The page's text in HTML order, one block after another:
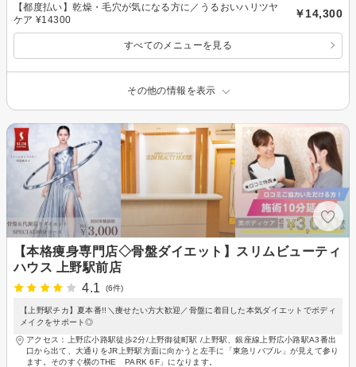
【都度払い】乾燥・毛穴が気になる方に／うるおいハリツヤ
ケア ¥14300
￥14,300
すべてのメニューを見る
その他の情報を表示
【本格痩身専門店◇骨盤ダイエット】スリムビューティ
ハウス 上野駅前店
4.1
(6件)
【上野駅チカ】夏本番!!＼痩せたい方大歓迎／骨盤に着目した本気ダイエットでボディ
メイクをサポート◎
アクセス：上野広小路駅徒歩2分/上野御徒町駅 /上野駅、銀座線上野広小路駅A3番出
口から出て、大通りをJR上野駅方面に向かうと左手に「東急リバブル」が見えて参り
ます。そのすぐ横のTHE PARK 6F」になります。